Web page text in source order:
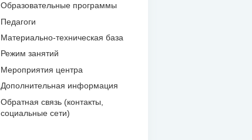
Образовательные программы
Педагоги
Материально-техническая база
Режим занятий
Мероприятия центра
Дополнительная информация
Обратная связь (контакты,
социальные сети)